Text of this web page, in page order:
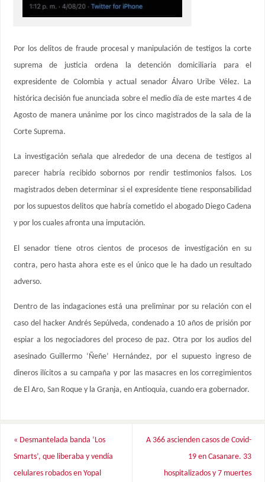
Por los delitos de fraude procesal y manipulación de testigos la corte
suprema de justicia ordena la detención domiciliaria para el
expresidente de Colombia y actual senador Álvaro Uribe Vélez. La
histórica decisión fue anunciada sobre el medio día de este martes 4 de
Agosto de manera unánime por los cinco magistrados de la sala de la
Corte Suprema.
La investigación señala que alrededor de una decena de testigos al
parecer habría recibido sobornos por rendir testimonios falsos. Los
magistrados deben determinar si el expresidente tiene responsabilidad
por los supuestos delitos que habría cometido el abogado Diego Cadena
y por los cuales afronta una imputación.
El senador tiene otros cientos de procesos de investigación en su
contra, pero hasta ahora este es el único que le ha dado un resultado
adverso.
Dentro de las indagaciones está una preliminar por su relación con el
caso del hacker Andrés Sepúlveda, condenado a 10 años de prisión por
espiar a los negociadores del proceso de paz. Otra por los audios del
asesinado Guillermo ‘Ñeñe’ Hernández, por el supuesto ingreso de
dineros ilícitos a su campaña y por las masacres en los corregimientos
de El Aro, San Roque y la Granja, en Antioquia, cuando era gobernador.
« Desmantelada banda ‘Los
Smarts’, que liberaba y vendía
celulares robados en Yopal
A 366 ascienden casos de Covid-
19 en Casanare. 33
hospitalizados y 7 muertes